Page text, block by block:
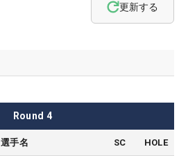
更新する
Round 4
選手名 SC HOLE